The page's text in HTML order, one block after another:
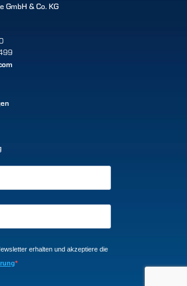
GmbH & Co. KG
erhalten und akzeptiere die